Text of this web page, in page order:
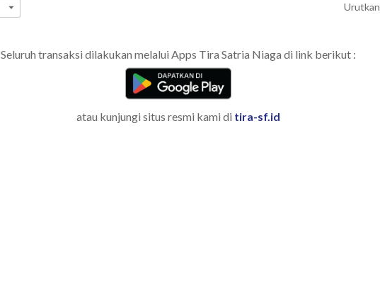
Urutkan
Seluruh transaksi dilakukan melalui Apps Tira Satria Niaga di link berikut :
atau kunjungi situs resmi kami di tira-sf.id